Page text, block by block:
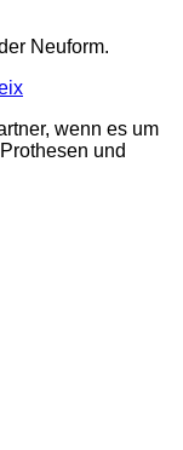
Neuform.
wenn es um
und